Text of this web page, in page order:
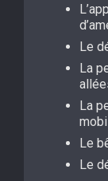
Le
La
La
Le
Le